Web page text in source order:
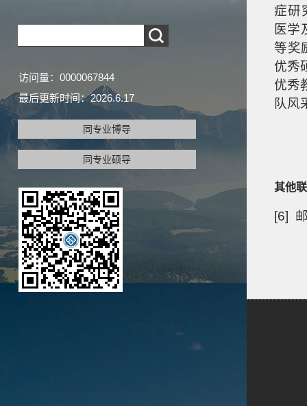
访问量： 0000067844
最后更新时间：2026.6.17
同专业博导
同专业硕导
症研
医学
等奖
优秀
优秀
队风
其他
[6]